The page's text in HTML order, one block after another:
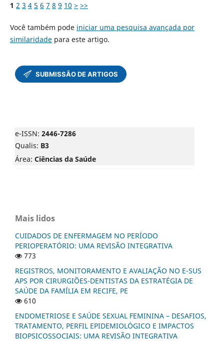
1 2 3 4 5 6 7 8 9 10 > >>
Você também pode iniciar uma pesquisa avançada por
similaridadepara este artigo.
e-ISSN: 2446-7286
Qualis: B3
Área: Ciências da Saúde
Mais lidos
CUIDADOS DE ENFERMAGEM NO PERÍODO
PERIOPERATÓRIO: UMA REVISÃO INTEGRATIVA
773
REGISTROS, MONITORAMENTO E AVALIAÇÃO NO E-SUS
APS POR CIRURGIÕES-DENTISTAS DA ESTRATÉGIA DE
SAÚDE DA FAMÍLIA EM RECIFE, PE
610
ENDOMETRIOSE E SAÚDE SEXUAL FEMININA – DESAFIOS,
TRATAMENTO, PERFIL EPIDEMIOLÓGICO E IMPACTOS
BIOPSICOSSOCIAIS: UMA REVISÃO INTEGRATIVA